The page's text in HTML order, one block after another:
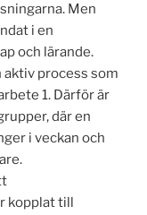
Men
i en
och lärande.
process som
1. Därför är
där en
i veckan och
kopplat till